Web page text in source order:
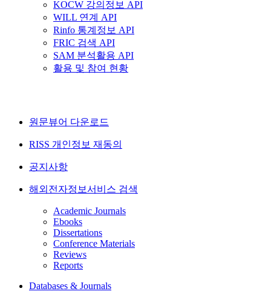
KOCW 강의정보 API
WILL 연계 API
Rinfo 통계정보 API
FRIC 검색 API
SAM 분석활용 API
활용 및 참여 현황
원문뷰어 다운로드
RISS 개인정보 재동의
공지사항
해외전자정보서비스 검색
Academic Journals
Ebooks
Dissertations
Conference Materials
Reviews
Reports
Databases & Journals